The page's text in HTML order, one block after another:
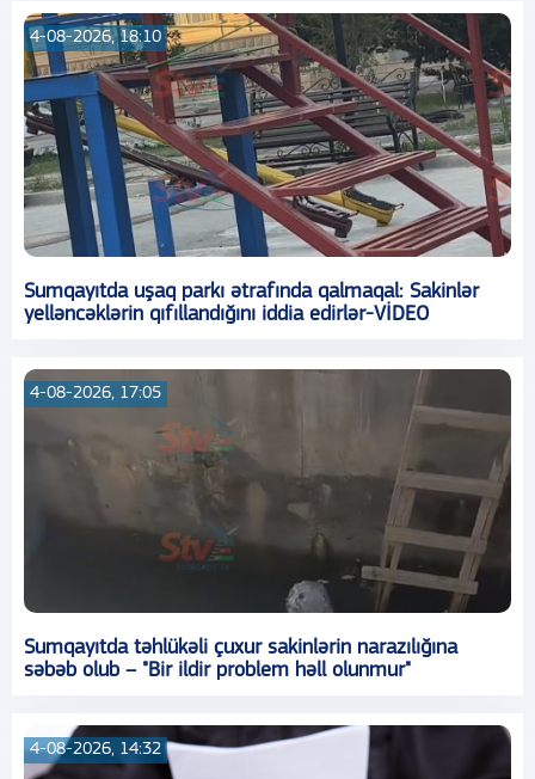
4-08-2026, 18:10
Sumqayıtda uşaq parkı ətrafında qalmaqal: Sakinlər
yelləncəklərin qıfıllandığını iddia edirlər-VİDEO
4-08-2026, 17:05
Sumqayıtda təhlükəli çuxur sakinlərin narazılığına
səbəb olub – "Bir ildir problem həll olunmur"
4-08-2026, 14:32